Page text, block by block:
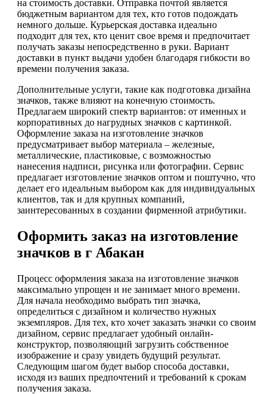
на стоимость доставки. Отправка почтой является
бюджетным вариантом для тех, кто готов подождать
немного дольше. Курьерская доставка идеально
подходит для тех, кто ценит свое время и предпочитает
получать заказы непосредственно в руки. Вариант
доставки в пункт выдачи удобен благодаря гибкости во
времени получения заказа.
Дополнительные услуги, такие как подготовка дизайна
значков, также влияют на конечную стоимость.
Предлагаем широкий спектр вариантов: от именных и
корпоративных до нагрудных значков с картинкой.
Оформление заказа на изготовление значков
предусматривает выбор материала – железные,
металлические, пластиковые, с возможностью
нанесения надписи, рисунка или фотографии. Сервис
предлагает изготовление значков оптом и поштучно, что
делает его идеальным выбором как для индивидуальных
клиентов, так и для крупных компаний,
заинтересованных в создании фирменной атрибутики.
Оформить заказ на изготовление
значков в г Абакан
Процесс оформления заказа на изготовление значков
максимально упрощен и не занимает много времени.
Для начала необходимо выбрать тип значка,
определиться с дизайном и количество нужных
экземпляров. Для тех, кто хочет заказать значки со своим
дизайном, сервис предлагает удобный онлайн-
конструктор, позволяющий загрузить собственное
изображение и сразу увидеть будущий результат.
Следующим шагом будет выбор способа доставки,
исходя из ваших предпочтений и требований к срокам
получения заказа.